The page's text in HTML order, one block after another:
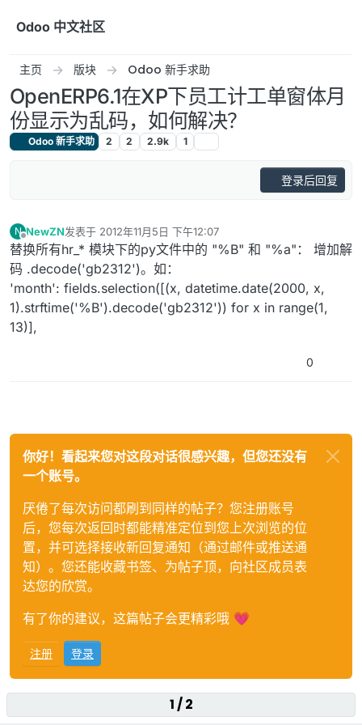
Odoo 中文社区
主页 版块 Odoo 新手求助
OpenERP6.1在XP下员工计工单窗体月
份显示为乱码，如何解决？
Odoo 新手求助 2 2 2.9k 1
登录后回复
N
离线
NewZN发表于 2012年11月5日 下午12:07
最后由 编辑
替换所有hr_* 模块下的py文件中的 "%B" 和 "%a"： 增加解
码 .decode('gb2312')。如：
'month': fields.selection([(x, datetime.date(2000, x,
1).strftime('%B').decode('gb2312')) for x in range(1,
13)],
0
你好！看起来您对这段对话很感兴趣，但您还没有
一个账号。
厌倦了每次访问都刷到同样的帖子？您注册账号
后，您每次返回时都能精准定位到您上次浏览的位
置，并可选择接收新回复通知（通过邮件或推送通
知）。您还能收藏书签、为帖子顶，向社区成员表
达您的欣赏。
有了你的建议，这篇帖子会更精彩哦 💗
注册 登录
1 / 2